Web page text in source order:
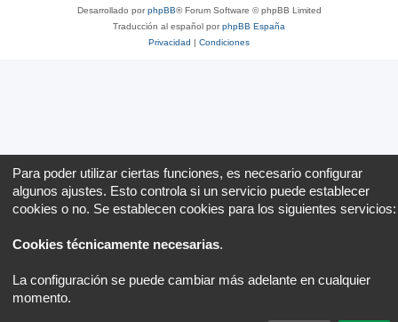
Desarrollado porphpBB® Forum Software © phpBB Limited
Traducción al español porphpBB España
Privacidad | Condiciones
Para poder utilizar ciertas funciones, es necesario configurar
algunos ajustes. Esto controla si un servicio puede establecer
cookies o no. Se establecen cookies para los siguientes servicios:
Cookies técnicamente necesarias.
La configuración se puede cambiar más adelante en cualquier
momento.